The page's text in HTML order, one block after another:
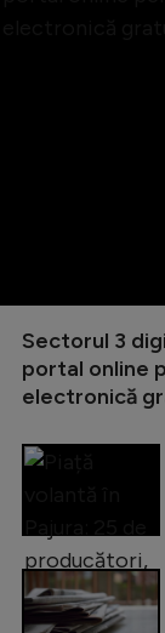
Sectorul 3
portal online
electronică